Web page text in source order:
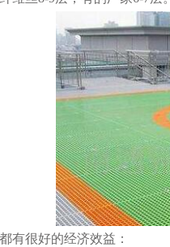
有很好的经济效益：